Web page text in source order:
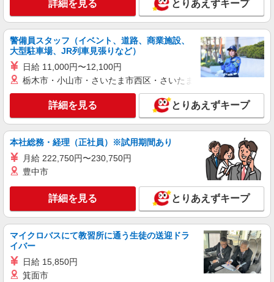
時給1450円〜2187円 ＜日払い有/週払い有/交
通費全支給(ガソリン代含む)＞
神戸市東灘区＜住吉駅・御影駅チカ＞
キープ 詳細を見る
アルバイト パート
住吉訪問介護センター
登録ヘルパー/パート
時給1,200円〜1,700円 サービス内容によって
変動あり まずはお問い合わせ下さい♪
兵庫県神戸市東灘区住吉本町3丁目7-41
キープ 詳細を見る
詳細を見る とりあえずキープ
警備員スタッフ（イベント、道路、商業施設、
大型駐車場、JR列車見張りなど）
日給 11,000円〜12,100円
栃木市・小山市・さいたま市西区・さいたま市岩槻区・久喜市・
詳細を見る とりあえずキープ
本社総務・経理（正社員）※試用期間あり
月給 222,750円〜230,750円
豊中市
詳細を見る とりあえずキープ
マイクロバスにて教習所に通う生徒の送迎ドラ
イバー
日給 15,850円
箕面市